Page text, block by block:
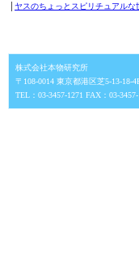
ヤスのちょっとスピリチュアルな
株式会社本物研究所
〒108-0014 東京都港区芝5-13-18-
TEL：03-3457-1271 FAX：03-